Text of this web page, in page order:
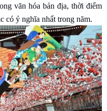
văn hóa bản địa, thời điểm
có ý nghĩa nhất trong năm.